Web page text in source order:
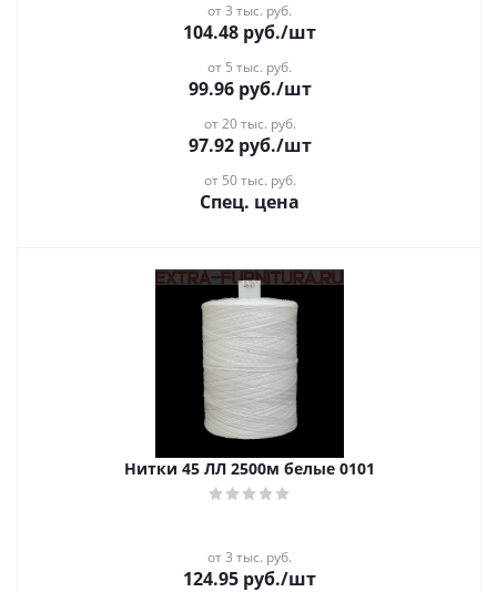
от 3 тыс. руб.
104.48 руб./шт
от 5 тыс. руб.
99.96руб./шт
от 20 тыс. руб.
97.92руб./шт
от 50 тыс. руб.
Спец. цена
Нитки 45 ЛЛ 2500м белые 0101
от 3 тыс. руб.
124.95 руб./шт